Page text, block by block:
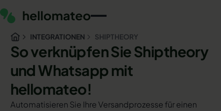
INTEGRATIONEN SHIPTHEORY
So verknüpfen Sie Shiptheory
und Whatsapp mit
hellomateo!
Automatisieren Sie Ihre Versandprozesse für einen